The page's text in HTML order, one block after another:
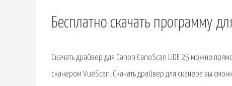
Бесплатно скачать программу
Скачать драйвер для Canon CanoScan LiDE 25 можно
сканером VueScan. Скачать драйвер для сканера вы